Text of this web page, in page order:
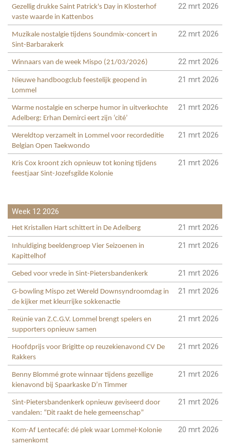
Gezellig drukke Saint Patrick's Day in Klosterhof
vaste waarde in Kattenbos
22 mrt 2026
Muzikale nostalgie tijdens Soundmix-concert in
Sint-Barbarakerk
22 mrt 2026
Winnaars van de week Mispo (21/03/2026) 22 mrt 2026
Nieuwe handboogclub feestelijk geopend in
Lommel
21 mrt 2026
Warme nostalgie en scherpe humor in uitverkochte
Adelberg: Erhan Demirci eert zijn ‘cité’
21 mrt 2026
Wereldtop verzamelt in Lommel voor recordeditie
Belgian Open Taekwondo
21 mrt 2026
Kris Cox kroont zich opnieuw tot koning tijdens
feestjaar Sint-Jozefsgilde Kolonie
21 mrt 2026
Week 12 2026
Het Kristallen Hart schittert in De Adelberg 21 mrt 2026
Inhuldiging beeldengroep Vier Seizoenen in
Kapittelhof
21 mrt 2026
Gebed voor vrede in Sint-Pietersbandenkerk 21 mrt 2026
G-bowling Mispo zet Wereld Downsyndroomdag in
de kijker met kleurrijke sokkenactie
21 mrt 2026
Reünie van Z.C.G.V. Lommel brengt spelers en
supporters opnieuw samen
21 mrt 2026
Hoofdprijs voor Brigitte op reuzekienavond CV De
Rakkers
21 mrt 2026
Benny Blommé grote winnaar tijdens gezellige
kienavond bij Spaarkaske D’n Timmer
21 mrt 2026
Sint-Pietersbandenkerk opnieuw geviseerd door
vandalen: “Dit raakt de hele gemeenschap”
21 mrt 2026
Kom-Af Lentecafé: dé plek waar Lommel-Kolonie
samenkomt
20 mrt 2026